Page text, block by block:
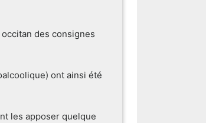
des consignes
ont ainsi été
les apposer quelque